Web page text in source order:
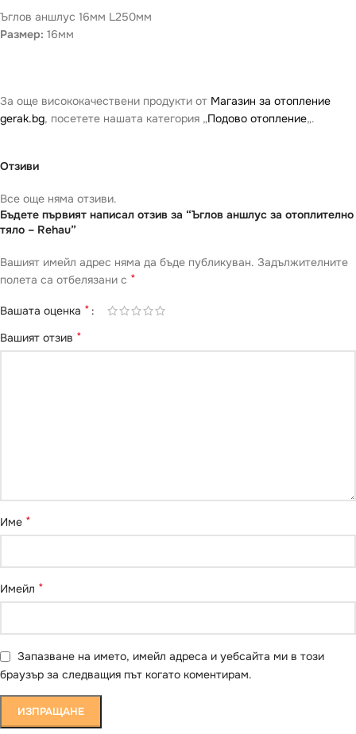
Ъглов аншлус 16мм L250мм
Размер: 16мм
За още висококачествени продукти от Магазин за отопление
gerak.bg, посетете нашата категория „Подово отопление„.
Отзиви
Все още няма отзиви.
Бъдете първият написал отзив за “Ъглов аншлус за отоплително
тяло – Rehau”
Вашият имейл адрес няма да бъде публикуван. Задължителните
полета са отбелязани с *
Вашата оценка *
Вашият отзив *
Име *
Имейл *
Запазване на името, имейл адреса и уебсайта ми в този
браузър за следващия път когато коментирам.